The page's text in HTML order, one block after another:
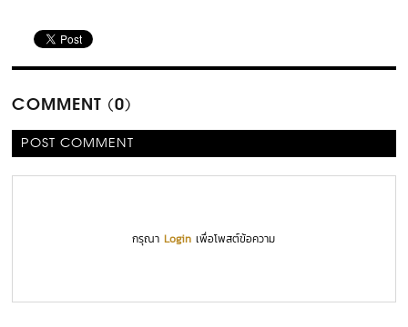
COMMENT (0)
POST COMMENT
กรุณาLogin เพื่อโพสต์ข้อความ